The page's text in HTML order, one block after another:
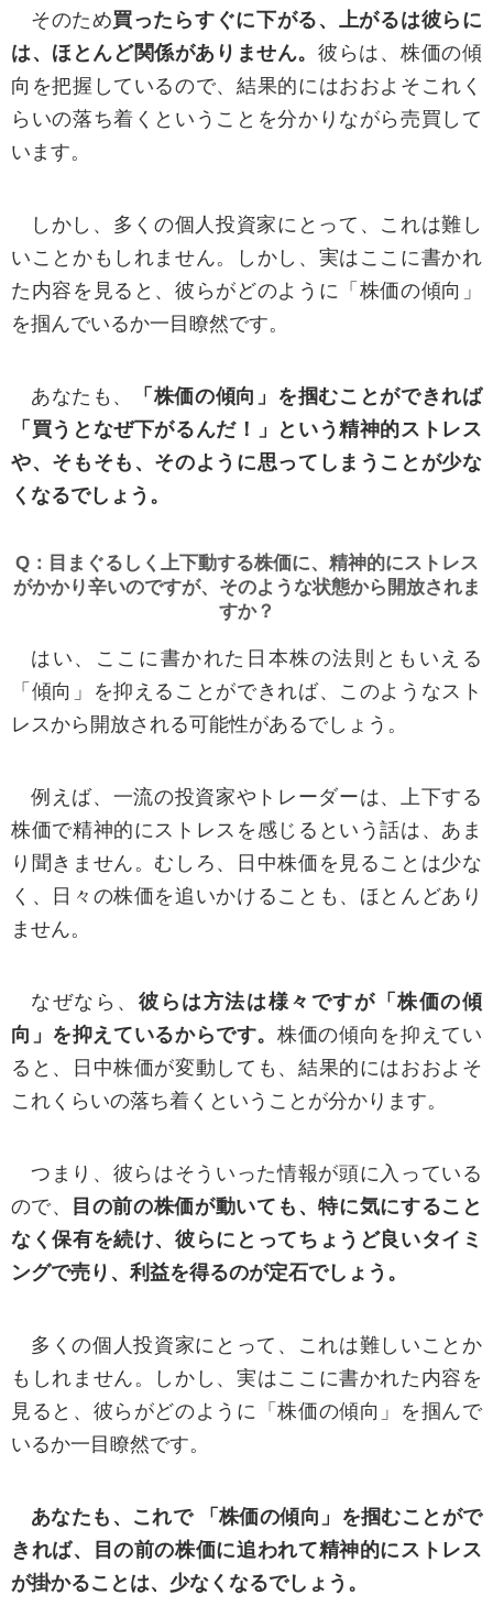
利用者を識別できる情報は含みません。
※お客様はブラウザの設定により、クッキーの
受け取り拒否や、受け取った際に警告を表示させ
ることができますが、当社のWebサイトのサービ
り利用できないこともあります。
■行動ターゲティング広告について
本サイトでは、訪れたユーザーの Cookie を自
よる行動ターゲティングとよばれる広告配信によ
って、ウェブ全体から本サイトにアクセスしたこ
とのあるユーザーを見つけ出し、広告を配信して
おります。
Cookie の取得を拒否・削除したい場合には、お
使いのブラウザの「ヘルプ」メニューをご覧にな
り、 Cookie の送受信に関する設定・削除を行う
ことで、Cookie の使用からオプトアウトすること
ができます。
（Google による Cookie の使用からオプトアウト
ds/）
プライバシーポリシーの内容はお客様に通知す
ることなく変更されることがあります。変更後の
プライバシーポリシーについては本Webサイトに
またプライバシーポリシーの変更は、変更前に
お客様が提供した個人情報の利用に影響を及ぼす
可能性があり、当社の個人情報の利用に関する変
を当社に通知することとします。
個人情報保護法に基づく公表事項
とおりです。
商品やサービス、プレゼント、キャンペーンの案内および情報提供
商品配達やアフターサービス等の販売サービスに関する一般業務
ご意見、ご感想およびアンケート依頼
各種お問い合わせへの対応
個人情報取扱事業者の名称： 株式会社シナジスタ
そのため買ったらすぐに下がる、上がるは彼らに
は、ほとんど関係がありません。 彼らは、株価の傾
向を把握しているので、結果的にはおおよそこれく
らいの落ち着くということを分かりながら売買して
います。
しかし、多くの個人投資家にとって、これは難し
いことかもしれません。しかし、実はここに書かれ
た内容を見ると、彼らがどのように「株価の傾向」
を掴んでいるか一目瞭然です。
あなたも、
「株価の傾向」を掴むことができれば
「買うとなぜ下がるんだ！」という精神的ストレス
や、そもそも、そのように思ってしまうことが少な
くなるでしょう。
Q：目まぐるしく上下動する株価に、精神的にストレス
がかかり辛いのですが、そのような状態から開放されま
すか？
はい、ここに書かれた日本株の法則ともいえる
「傾向」を抑えることができれば、このようなスト
レスから開放される可能性があるでしょう。
例えば、一流の投資家やトレーダーは、上下する
株価で精神的にストレスを感じるという話は、あま
り聞きません。むしろ、日中株価を見ることは少な
く、日々の株価を追いかけることも、ほとんどあり
ません。
なぜなら、 彼らは方法は様々ですが「株価の傾
向」を抑えているからです。 株価の傾向を抑えてい
ると、日中株価が変動しても、結果的にはおおよそ
これくらいの落ち着くということが分かります。
つまり、彼らはそういった情報が頭に入っている
ので、
目の前の株価が動いても、特に気にすること
なく保有を続け、彼らにとってちょうど良いタイミ
ングで売り、利益を得るのが定石でしょう。
多くの個人投資家にとって、これは難しいことか
もしれません。しかし、実はここに書かれた内容を
見ると、彼らがどのように「株価の傾向」を掴んで
いるか一目瞭然です。
あなたも、これで 「株価の傾向」を掴むことがで
きれば、目の前の株価に追われて精神的にストレス
が掛かることは、少なくなるでしょう。